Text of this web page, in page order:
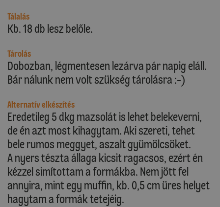
Tálalás
Kb. 18 db lesz belőle.
Tárolás
Dobozban, légmentesen lezárva pár napig eláll.
Bár nálunk nem volt szükség tárolásra :-)
Alternatív elkészítés
Eredetileg 5 dkg mazsolát is lehet belekeverni,
de én azt most kihagytam. Aki szereti, tehet
bele rumos meggyet, aszalt gyümölcsöket.
A nyers tészta állaga kicsit ragacsos, ezért én
kézzel simítottam a formákba. Nem jött fel
annyira, mint egy muffin, kb. 0,5 cm üres helyet
hagytam a formák tetejéig.